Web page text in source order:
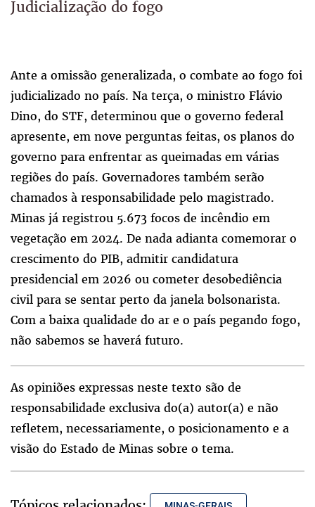
Judicialização do fogo
Ante a omissão generalizada, o combate ao fogo foi
judicializado no país. Na terça, o ministro Flávio
Dino, do STF, determinou que o governo federal
apresente, em nove perguntas feitas, os planos do
governo para enfrentar as queimadas em várias
regiões do país. Governadores também serão
chamados à responsabilidade pelo magistrado.
Minas já registrou 5.673 focos de incêndio em
vegetação em 2024. De nada adianta comemorar o
crescimento do PIB, admitir candidatura
presidencial em 2026 ou cometer desobediência
civil para se sentar perto da janela bolsonarista.
Com a baixa qualidade do ar e o país pegando fogo,
não sabemos se haverá futuro.
As opiniões expressas neste texto são de
responsabilidade exclusiva do(a) autor(a) e não
refletem, necessariamente, o posicionamento e a
visão do Estado de Minas sobre o tema.